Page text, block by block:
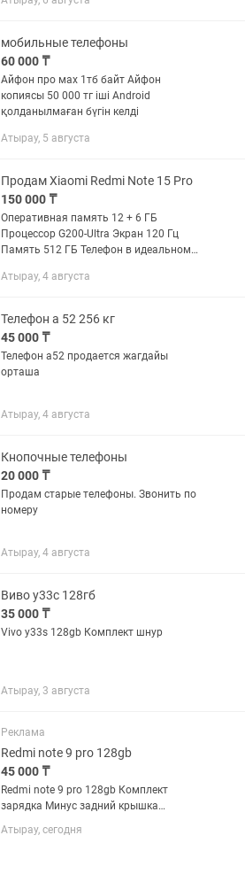
мобильные телефоны
60 000 ₸
Айфон про мах 1тб байт Айфон
копиясы 50 000 тг іші Android
қолданылмаған бүгін келді
Атырау, 5 августа
Продам Xiaomi Redmi Note 15 Pro
150 000 ₸
Оперативная память 12 + 6 ГБ
Процессор G200-Ultra Экран 120 Гц
Память 512 ГБ Телефон в идеальном
и оригинальной зарядкой Был
Атырау, 4 августа
Телефон а 52 256 кг
45 000 ₸
Телефон а52 продается жагдайы
орташа
Атырау, 4 августа
Кнопочные телефоны
20 000 ₸
Продам старые телефоны. Звонить по
номеру
Атырау, 4 августа
Виво у33с 128гб
35 000 ₸
Vivo y33s 128gb Комплект шнур
Атырау, 3 августа
Реклама
Redmi note 9 pro 128gb
45 000 ₸
Redmi note 9 pro 128gb Комплект
зарядка Минус задний крышка
Атырау, сегодня